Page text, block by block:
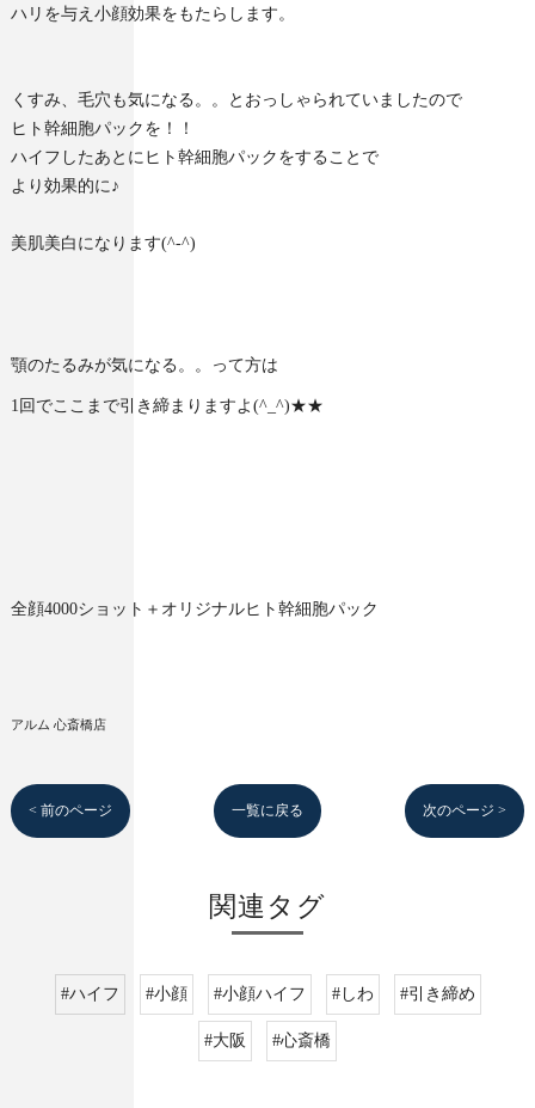
ハリを与え小顔効果をもたらします。
くすみ、毛穴も気になる。。とおっしゃられていましたので
ヒト幹細胞パックを！！
ハイフしたあとにヒト幹細胞パックをすることで
より効果的に♪
美肌美白になります(^-^)
顎のたるみが気になる。。って方は
1回でここまで引き締まりますよ(^_^)★★
全顔4000ショット＋オリジナルヒト幹細胞パック
アルム 心斎橋店
< 前のページ 一覧に戻る 次のページ >
関連タグ
#ハイフ #小顔 #小顔ハイフ #しわ #引き締め
#大阪 #心斎橋